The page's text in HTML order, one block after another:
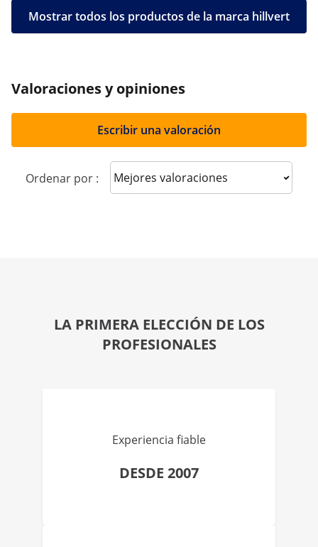
Mostrar todos los productos de la marca hillvert
Valoraciones y opiniones
Escribir una valoración
Ordenar por : Sort reviews
LA PRIMERA ELECCIÓN DE LOS
PROFESIONALES
Experiencia fiable
DESDE 2007